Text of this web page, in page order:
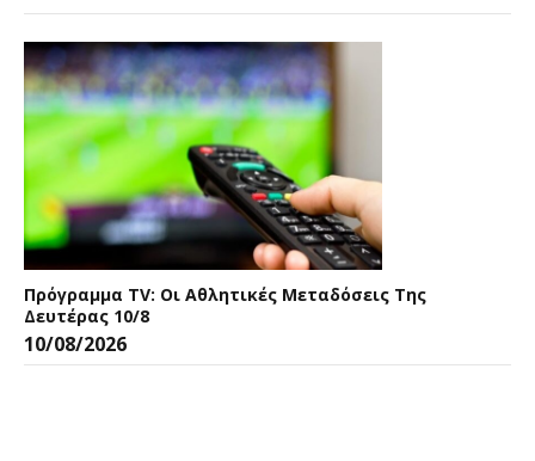
Πρόγραμμα TV: Οι Αθλητικές Μεταδόσεις Της
Δευτέρας 10/8
10/08/2026